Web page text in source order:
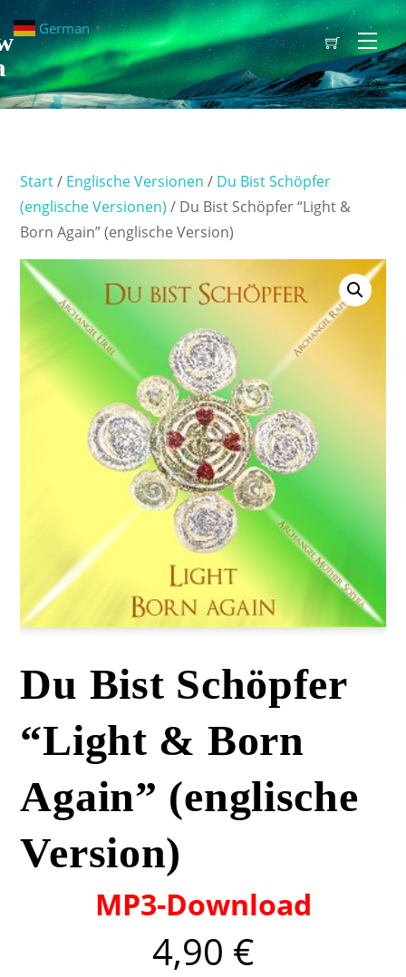
Start/ Englische Versionen / Du Bist Schöpfer
(englische Versionen) / Du Bist Schöpfer “Light &
Born Again” (englische Version)
Du Bist Schöpfer
“Light & Born
Again” (englische
Version)
MP3-Download
4,90 €
German ▼